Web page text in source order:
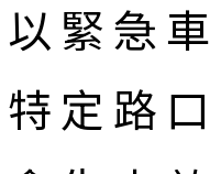
緊急
定路